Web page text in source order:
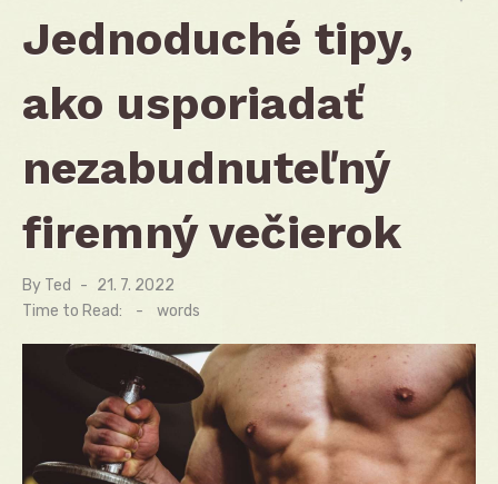
Jednoduché tipy,
ako usporiadať
nezabudnuteľný
firemný večierok
By Ted
Posted
on
21. 7. 2022
Time to Read:
- words